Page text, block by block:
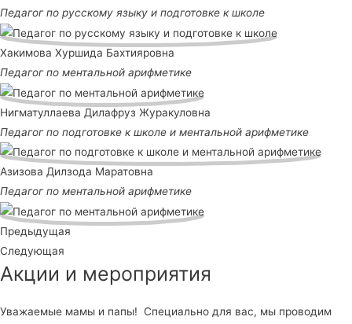
Педагог по русскому языку и подготовке к школе
Хакимова Хуршида Бахтияровна
Педагог по ментальной арифметике
Нигматуллаева Дилафруз Журакуловна
Педагог по подготовке к школе и ментальной арифметике
Азизова Дилзода Маратовна
Педагог по ментальной арифметике
Предыдущая
Следующая
Акции и мероприятия
Уважаемые мамы и папы! Специально для вас, мы проводим